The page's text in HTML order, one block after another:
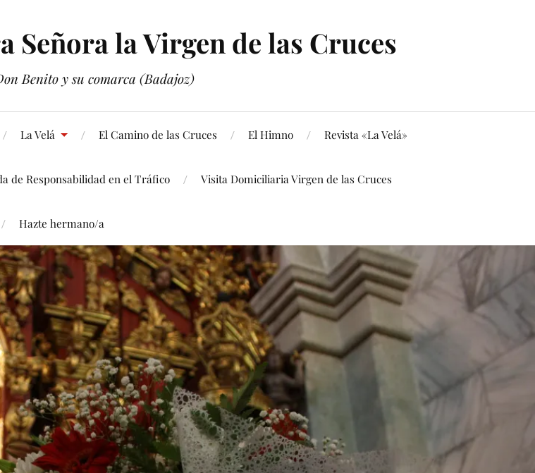
Señora la Virgen de las Cruces
Benito y su comarca (Badajoz)
La Velá El Camino de las Cruces El Himno Revista «La Velá»
de Responsabilidad en el Tráfico Visita Domiciliaria Virgen de las Cruces
Hazte hermano/a